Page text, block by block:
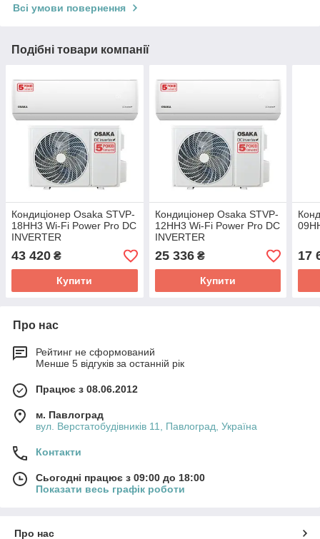
Всі умови повернення
Подібні товари компанії
Кондиціонер Osaka STVP-
18HH3 Wi-Fi Power Pro DC
INVERTER
43 420 ₴
Купити
Кондиціонер Osaka STVP-
12HH3 Wi-Fi Power Pro DC
INVERTER
25 336₴
Купити
17
Про нас
Рейтинг не сформований
Менше 5 відгуків за останній рік
Працює з 08.06.2012
м. Павлоград
вул. Верстатобудівників 11, Павлоград, Україна
Контакти
Сьогодні працює з 09:00 до 18:00
Показати весь графік роботи
Про нас